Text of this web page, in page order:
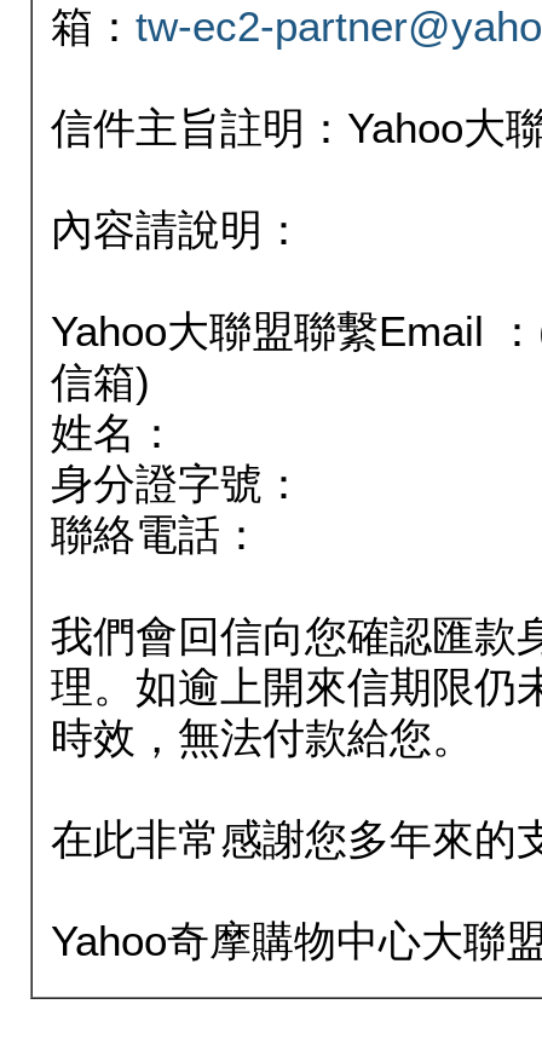
箱： tw-ec2-
信件主旨註明：Yahoo大
內容請說明：
Yahoo大聯盟聯繫Email
信箱)
姓名：
身分證字號：
聯絡電話：
我們會回信向您確認匯款
理。如逾上開來信期限仍
時效，無法付款給您。
在此非常感謝您多年來的
Yahoo奇摩購物中心大